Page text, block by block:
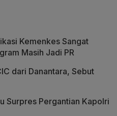
Kemenkes Sangat
Masih Jadi PR
dari Danantara, Sebut
Surpres Pergantian Kapolri